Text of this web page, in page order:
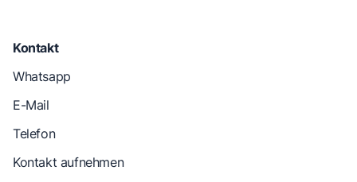
Kontakt
Whatsapp
E-Mail
Telefon
Kontakt aufnehmen